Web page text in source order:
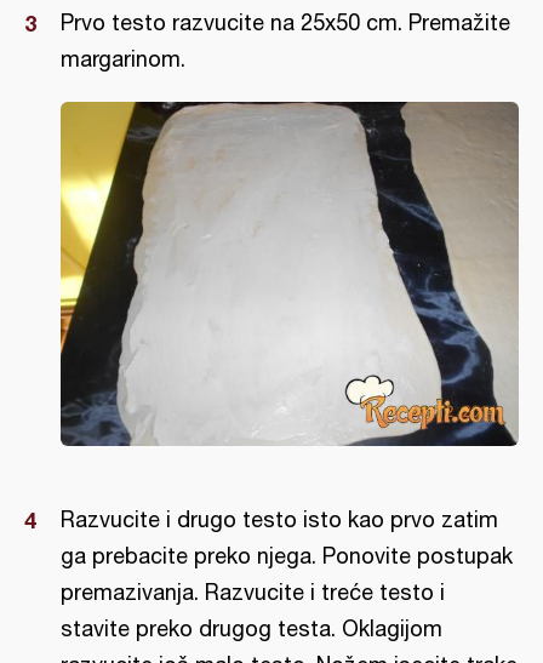
Prvo testo razvucite na 25x50 cm. Premažite
margarinom.
Razvucite i drugo testo isto kao prvo zatim
ga prebacite preko njega. Ponovite postupak
premazivanja. Razvucite i treće testo i
stavite preko drugog testa. Oklagijom